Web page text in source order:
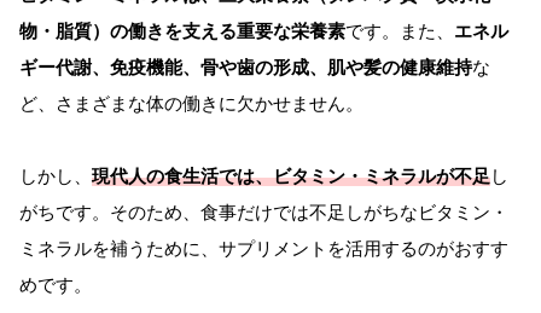
物・脂質）の働きを支える重要な栄養素です。また、 エネル
ギー代謝、免疫機能、骨や歯の形成、肌や髪の健康維持な
ど、さまざまな体の働きに欠かせません。
しかし、 現代人の食生活では、ビタミン・ミネラルが不足し
がちです。そのため、食事だけでは不足しがちなビタミン・
ミネラルを補うために、サプリメントを活用するのがおすす
めです。